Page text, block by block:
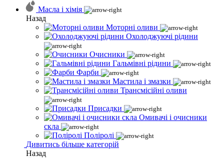
Масла і хімія
Назад
Моторні оливи
Охолоджуючі рідини
Очисники
Гальмівні рідини
Фарби
Мастила і змазки
Трансмісійні оливи
Присадки
Омивачі і очисники
скла
Поліролі
Дивитись більше категорій
Назад